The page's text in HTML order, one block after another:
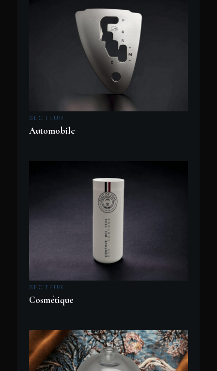
SECTEUR
Automobile
SECTEUR
Cosmétique